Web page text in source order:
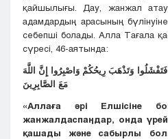
қайшылығы. Дау, жанжал
адамдардың арасының
себепші болады. Алла Тағала
сүресі, 46-аятында:
فَتَفْشَلُوا وَتَذْهَبَ رِيحُكُمْ وَاصْبِرُوا إِنَّ اللَّهَ
مَعَ الصَّابِرِينَ
«Аллаға әрі Елшісіне
жанжалдаспаңдар, онда
қашады және сабырлы